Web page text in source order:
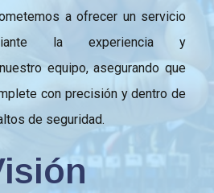
a ofrecer un servicio
la experiencia y
equipo, asegurando que
con precisión y dentro de
de seguridad.